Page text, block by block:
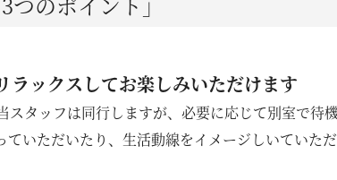
香木家通信
ックスしてお楽しみいただけます
スタッフは同行しますが、必要に応じて別室で待
ていただいたり、生活動線をイメージしいていた